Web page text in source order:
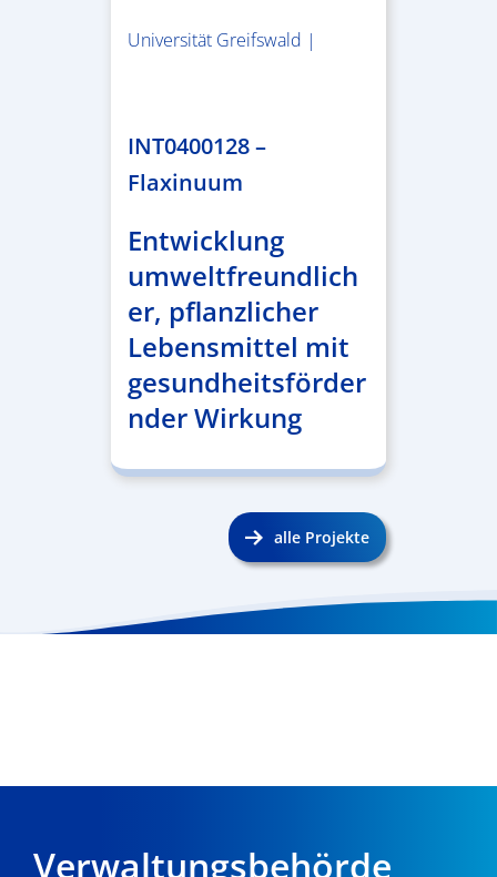
Universität Greifswald |
INT0400128 –
Flaxinuum
Entwicklung
umweltfreundlich
er, pflanzlicher
Lebensmittel mit
gesundheitsförder
nder Wirkung
alle Projekte
Verwaltungsbehörde